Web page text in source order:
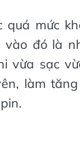
quá mức
vào đó là
vừa sạc
làm